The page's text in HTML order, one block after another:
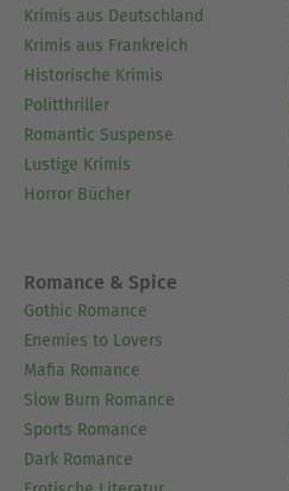
Krimis aus Deutschland
Krimis aus Frankreich
Historische Krimis
Politthriller
Romantic Suspense
Lustige Krimis
Horror Bücher
Romance & Spice
Gothic Romance
Enemies to Lovers
Mafia Romance
Slow Burn Romance
Sports Romance
Dark Romance